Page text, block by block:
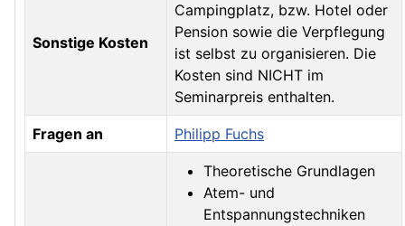
Sonstige Kosten
Campingplatz, bzw. Hotel oder
Pension sowie die Verpflegung
ist selbst zu organisieren. Die
Kosten sind NICHT im
Seminarpreis enthalten.
Fragen an Philipp Fuchs
Theoretische Grundlagen
Atem- und
Entspannungstechniken